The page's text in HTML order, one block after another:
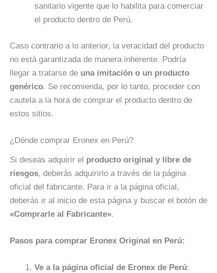
sanitario vigente que lo habilita para comerciar
el producto dentro de Perú.
Caso contrario a lo anterior, la veracidad del producto
no está garantizada de manera inherente. Podría
llegar a tratarse de una imitación o un producto
genérico. Se recomienda, por lo tanto, proceder con
cautela a la hora de comprar el producto dentro de
estos sitios.
¿Dónde comprar Eronex en Perú?
Si deseas adquirir el producto original y libre de
riesgos, deberás adquirirlo a través de la página
oficial del fabricante. Para ir a la página oficial,
deberás ir al inicio de esta página y buscar el botón de
«Comprarle al Fabricante».
Pasos para comprar Eronex Original en Perú:
Ve a la página oficial de Eronex de Perú: